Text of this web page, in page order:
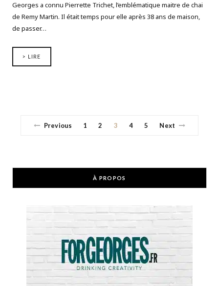
Georges a connu Pierrette Trichet, l’emblématique maitre de chai
de Remy Martin. Il était temps pour elle après 38 ans de maison,
de passer…
> LIRE
Previous 1 2 3 4 5 Next
À PROPOS